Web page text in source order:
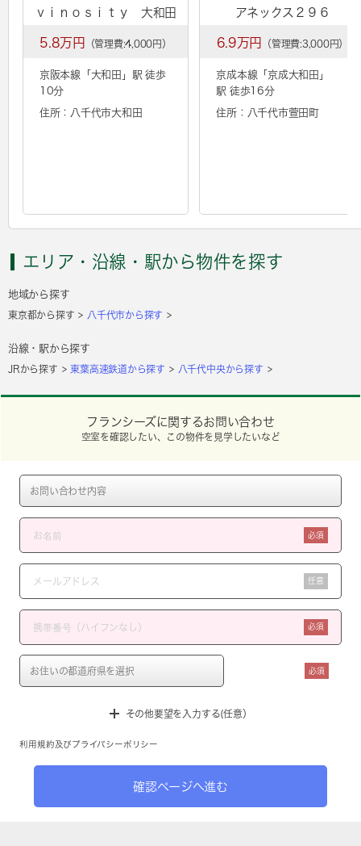
ｖｉｎｏｓｉｔｙ 大和田
5.8万円 （管理費:4,000円）
京阪本線「 大和田 」駅 徒歩
10分
住所：八千代市大和田
アネックス２９６
6.9万円 （管理費:3,000円）
京成本線「京成大和田 」
駅 徒歩16分
住所：八千代市萱田町
エリア・沿線・駅から物件を探す
地域から探す
東京都から探す 八千代市から探す
沿線・駅から探す
JRから探す 東葉高速鉄道から探す 八千代中央から探す
フランシーズに関するお問い合わせ
空室を確認したい、この物件を見学したいなど
必須
任意
必須
必須
その他要望を入力する(任意）
利用規約 及び プライバシーポリシー
確認ページへ進む